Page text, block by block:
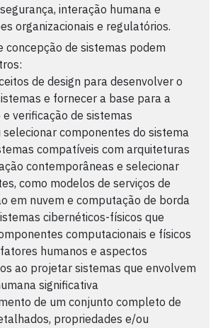
interação humana e
organizacionais e regulatórios.
concepção de sistemas podem
de design para desenvolver o
e fornecer a base para a
verificação de sistemas
componentes do sistema
compatíveis com arquiteturas
contemporâneas e selecionar
como modelos de serviços de
em nuvem e computação de borda
cibernéticos-físicos que
computacionais e físicos
humanos e aspectos
ao projetar sistemas que envolvem
significativa
de um conjunto completo de
propriedades e/ou